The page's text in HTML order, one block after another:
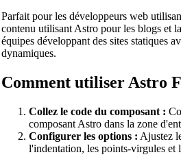
SQL Beautifier
MySQL SQL Beautifier
MongoDB Query Beautifier
Nginx Config Beautifier
Apache Config Beautifier
Parfait pour les développeurs web
contenu utilisant Astro pour les blogs et
équipes développant des sites statiques
dynamiques.
Comment utiliser Astro
Collez le code du composant :
composant Astro dans la zone
Configurer les options : Ajustez
l'indentation, les points-virgules et